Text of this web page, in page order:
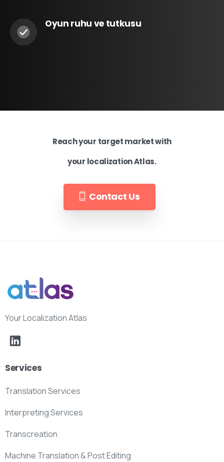
Oyun ruhu ve tutkusu
Reach your target market with
your localization Atlas.
Contact Us
Your Localization Atlas
Services
Translation Services
Interpreting Services
Transcreation
Machine Translation & Post Editing